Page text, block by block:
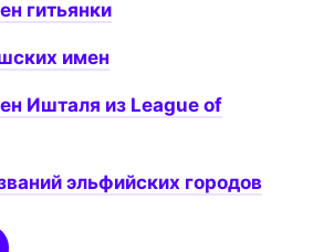
гитьянки
имен
Ишталя из League of
эльфийских городов